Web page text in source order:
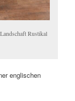
Rustikal
englischen